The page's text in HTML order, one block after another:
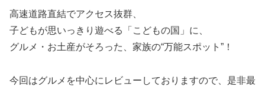
高速道路直結でアクセス抜群、
子どもが思いっきり遊べる「こどもの国」に、
グルメ・お土産がそろった、家族の“万能スポット”！
今回はグルメを中心にレビューしておりますので、是非最